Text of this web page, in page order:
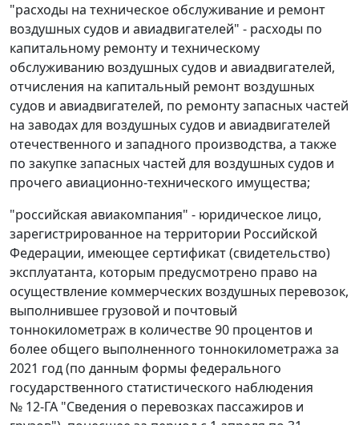
"расходы на техническое обслуживание и ремонт
воздушных судов и авиадвигателей" - расходы по
капитальному ремонту и техническому
обслуживанию воздушных судов и авиадвигателей,
отчисления на капитальный ремонт воздушных
судов и авиадвигателей, по ремонту запасных частей
на заводах для воздушных судов и авиадвигателей
отечественного и западного производства, а также
по закупке запасных частей для воздушных судов и
прочего авиационно-технического имущества;
"российская авиакомпания" - юридическое лицо,
зарегистрированное на территории Российской
Федерации, имеющее сертификат (свидетельство)
эксплуатанта, которым предусмотрено право на
осуществление коммерческих воздушных перевозок,
выполнившее грузовой и почтовый
тоннокилометраж в количестве 90 процентов и
более общего выполненного тоннокилометража за
2021 год (по данным формы федерального
государственного статистического наблюдения
№ 12-ГА "Сведения о перевозках пассажиров и